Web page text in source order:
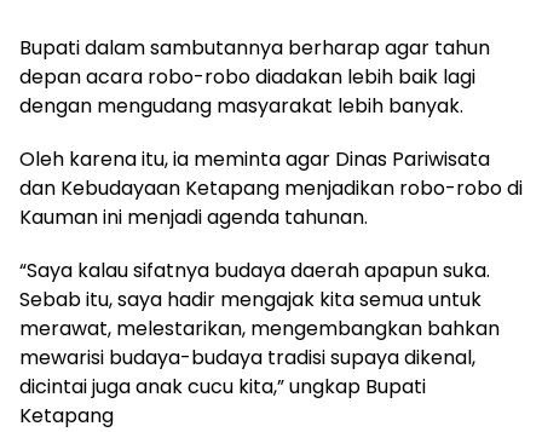
Bupati dalam sambutannya berharap agar tahun
depan acara robo-robo diadakan lebih baik lagi
dengan mengudang masyarakat lebih banyak.
Oleh karena itu, ia meminta agar Dinas Pariwisata
dan Kebudayaan Ketapang menjadikan robo-robo di
Kauman ini menjadi agenda tahunan.
“Saya kalau sifatnya budaya daerah apapun suka.
Sebab itu, saya hadir mengajak kita semua untuk
merawat, melestarikan, mengembangkan bahkan
mewarisi budaya-budaya tradisi supaya dikenal,
dicintai juga anak cucu kita,” ungkap Bupati
Ketapang